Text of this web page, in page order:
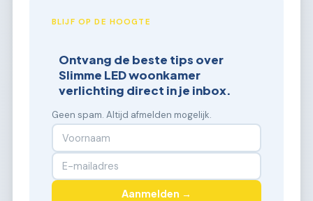
BLIJF OP DE HOOGTE
Ontvang de beste tips over
Slimme LED woonkamer
verlichting direct in je inbox.
Geen spam. Altijd afmelden mogelijk.
Aanmelden →